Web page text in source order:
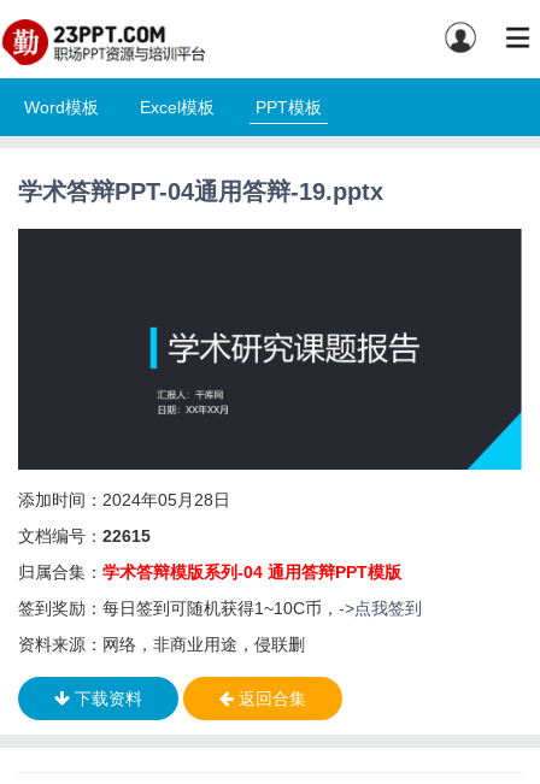
Word模板 Excel模板 PPT模板
学术答辩PPT-04通用答辩-19.pptx
添加时间：2024年05月28日
文档编号： 22615
归属合集： 学术答辩模版系列-04 通用答辩PPT模版
签到奖励：每日签到可随机获得1~10C币， ->点我签到
资料来源：网络，非商业用途，侵联删
下载资料 返回合集